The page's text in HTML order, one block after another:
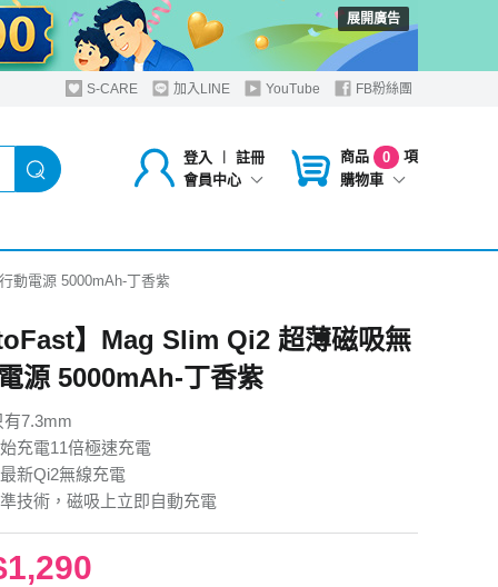
展開廣告
S-CARE 加入LINE YouTube FB粉絲團
登入 ︱
註冊
會員中心
商品 0
項
購物車
動電源 5000mAh-丁香紫
】Mag Slim Qi2 超薄磁吸無
源 5000mAh-丁香紫
7.3mm
充電11倍極速充電
新Qi2無線充電
技術，磁吸上立即⾃動充電